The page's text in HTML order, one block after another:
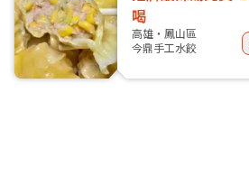
喝
高雄・鳳山區
今鼎手工水餃